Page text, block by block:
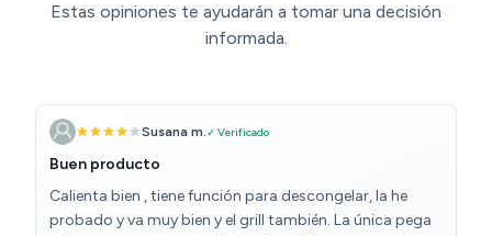
Estas opiniones te ayudarán a tomar una decisión
informada.
Susana m.✓ Verificado
Buen producto
Calienta bien , tiene función para descongelar, la he
probado y va muy bien y el grill también. La única pega